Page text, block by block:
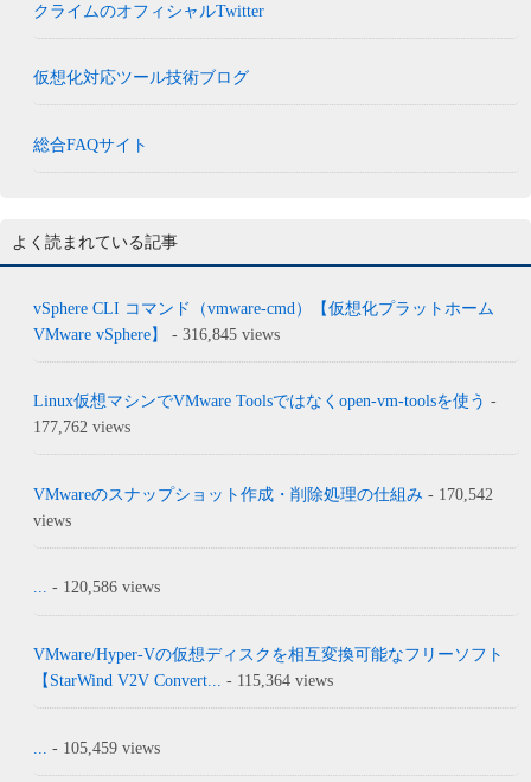
クライムのオフィシャルTwitter
仮想化対応ツール技術ブログ
総合FAQサイト
よく読まれている記事
vSphere CLI コマンド（vmware-cmd）【仮想化プラットホーム
VMware vSphere】
- 316,845 views
Linux仮想マシンでVMware Toolsではなくopen-vm-toolsを使う -
177,762 views
VMwareのスナップショット作成・削除処理の仕組み - 170,542
views
... - 120,586 views
VMware/Hyper-Vの仮想ディスクを相互変換可能なフリーソフト
【StarWind V2V Convert...
- 115,364 views
- 105,459 views